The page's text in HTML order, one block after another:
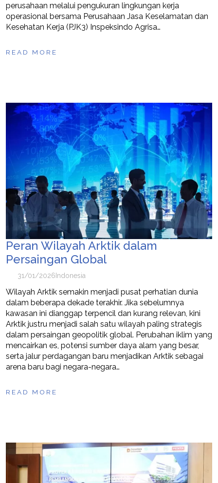
perusahaan melalui pengukuran lingkungan kerja
operasional bersama Perusahaan Jasa Keselamatan dan
Kesehatan Kerja (PJK3) Inspeksindo Agrisa…
READ MORE
Peran Wilayah Arktik dalam
Persaingan Global
31/01/2026 Indonesia
Wilayah Arktik semakin menjadi pusat perhatian dunia
dalam beberapa dekade terakhir. Jika sebelumnya
kawasan ini dianggap terpencil dan kurang relevan, kini
Arktik justru menjadi salah satu wilayah paling strategis
dalam persaingan geopolitik global. Perubahan iklim yang
mencairkan es, potensi sumber daya alam yang besar,
serta jalur perdagangan baru menjadikan Arktik sebagai
arena baru bagi negara-negara…
READ MORE